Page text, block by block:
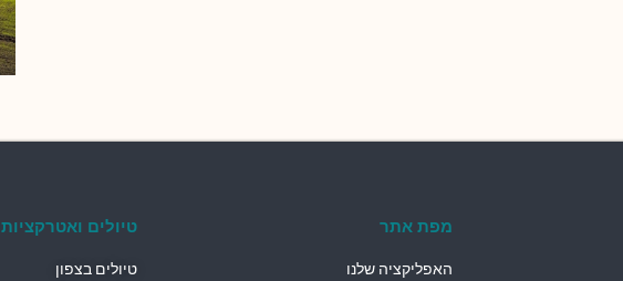
מפת אתר
האפליקציה שלנו
טיולים ואטרקציות
טיולים בצפון